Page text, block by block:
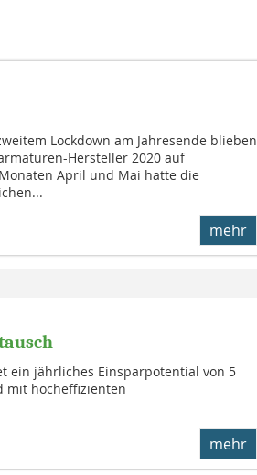
Lockdown am Jahresende blieben
Hersteller 2020 auf
April und Mai hatte die
mehr
ein jährliches Einsparpotential von 5
mit hocheffizienten
mehr